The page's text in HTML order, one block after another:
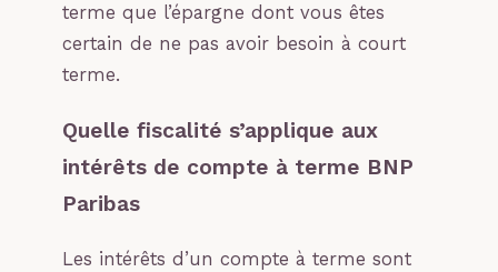
terme que l’épargne dont vous êtes
certain de ne pas avoir besoin à court
terme.
Quelle fiscalité s’applique aux
intérêts de compte à terme BNP
Paribas
Les intérêts d’un compte à terme sont